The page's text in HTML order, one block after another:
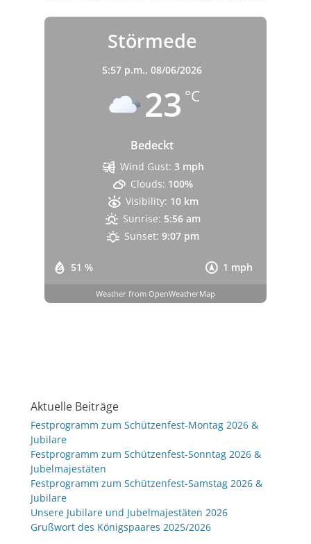
Störmede
5:57 p.m., 08/06/2026
23 °C
Bedeckt
51 % 1 mph
Wind Gust: 3 mph
Clouds: 100%
Visibility: 10 km
Sunrise: 5:56 am
Sunset: 9:07 pm
Weather from OpenWeatherMap
Aktuelle Beiträge
Festprogramm zum Schützenfest-Montag 2026 &
Jubilare
Festprogramm zum Schützenfest-Sonntag 2026 &
Jubelmajestäten
Festprogramm zum Schützenfest-Samstag 2026 &
Jubilare
Unsere Jubilare und Jubelmajestäten 2026
Grußwort des Königspaares 2025/2026